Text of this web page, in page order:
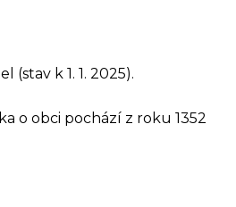
(stav k 1. 1. 2025).
o obci pochází z roku 1352